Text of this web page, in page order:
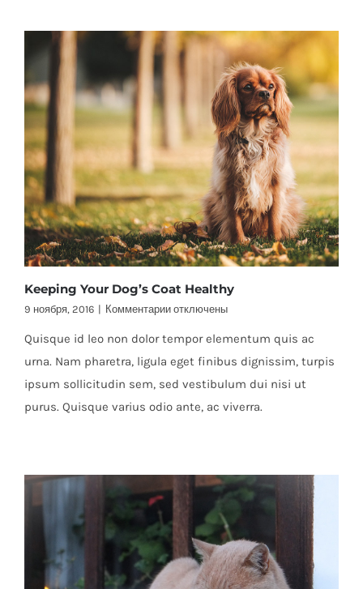
Keeping Your Dog’s Coat Healthy
9 ноября, 2016 | Комментариик
Keeping
Dog’s
Coat
Healthy
отключены
Quisque id leo non dolor tempor elementum quis ac
urna. Nam pharetra, ligula eget finibus dignissim, turpis
ipsum sollicitudin sem, sed vestibulum dui nisi ut
purus. Quisque varius odio ante, ac viverra.